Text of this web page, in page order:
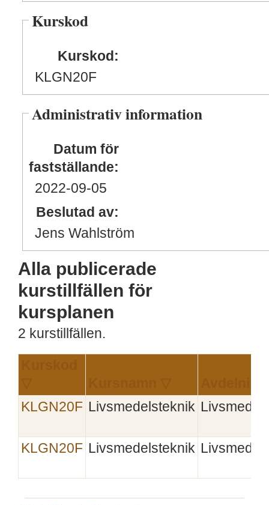
Kurskod
Kurskod:
KLGN20F
Administrativ information
Datum för
fastställande:
2022-09-05
Beslutad av:
Jens Wahlström
Alla publicerade
kurstillfällen för
kursplanen
2 kurstillfällen.
KLGN20F Livsmedelsteknik
KLGN20F Livsmedelsteknik